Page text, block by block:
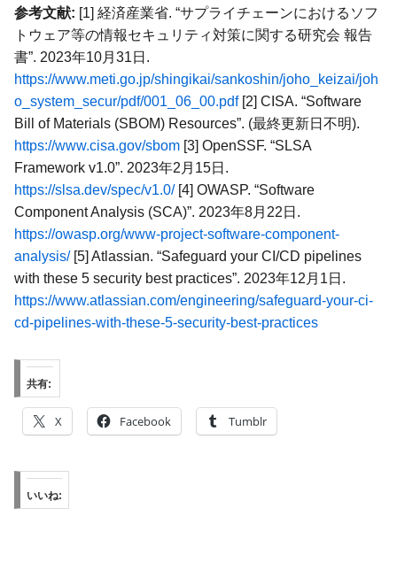
参考文献: [1] 経済産業省. “サプライチェーンにおけるソフ
トウェア等の情報セキュリティ対策に関する研究会 報告
書”. 2023年10月31日.
https://www.meti.go.jp/shingikai/sankoshin/joho_keizai/joh
o_system_secur/pdf/001_06_00.pdf[2] CISA. “Software
Bill of Materials (SBOM) Resources”. (最終更新日不明).
https://www.cisa.gov/sbom [3] OpenSSF. “SLSA
Framework v1.0”. 2023年2月15日.
https://slsa.dev/spec/v1.0/[4] OWASP. “Software
Component Analysis (SCA)”. 2023年8月22日.
https://owasp.org/www-project-software-component-
analysis/[5] Atlassian. “Safeguard your CI/CD pipelines
with these 5 security best practices”. 2023年12月1日.
https://www.atlassian.com/engineering/safeguard-your-ci-
cd-pipelines-with-these-5-security-best-practices
共有:
X Facebook Tumblr
いいね: